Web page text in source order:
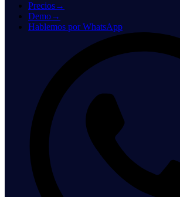
Precios→
Demo→
Hablemos por WhatsApp